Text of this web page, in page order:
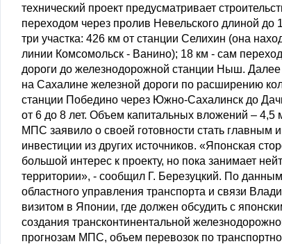
технический проект предусматривает
переходом через пролив Невельского длиной
три участка: 426 км от станции Селихин (она
линии Комсомольск - Ванино); 18 км - сам
дороги до железнодорожной станции Ныш.
на Сахалине железной дороги по расширению
станции Победино через Южно-Сахалинск до
от 6 до 8 лет. Объем капитальных вложений –
МПС заявило о своей готовности стать главным
инвестиции из других источников. «Японская
большой интерес к проекту, но пока занимает
территории», - сообщил Г. Березуцкий. По
областного управления транспорта и связи
визитом в Японии, где должен обсудить с
создания трансконтинентальной
прогнозам МПС, объем перевозок по